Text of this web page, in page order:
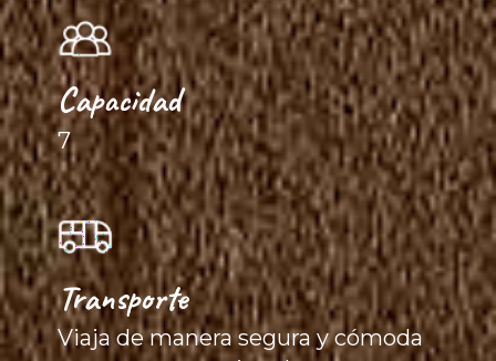
Capacidad
7
Transporte
Viaja de manera segura y cómoda